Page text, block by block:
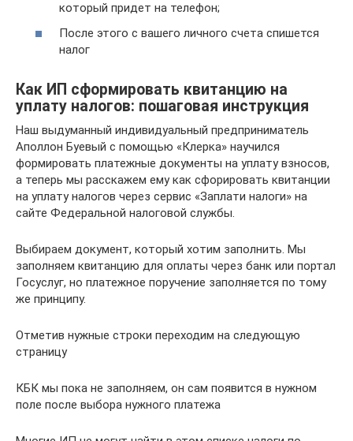
который придет на телефон;
После этого с вашего личного счета спишется
налог
Как ИП сформировать квитанцию на
уплату налогов: пошаговая инструкция
Наш выдуманный индивидуальный предприниматель
Аполлон Буевый с помощью «Клерка» научился
формировать платежные документы на уплату взносов,
а теперь мы расскажем ему как сфорировать квитанции
на уплату налогов через сервис «Заплати налоги» на
сайте Федеральной налоговой службы.
Выбираем документ, который хотим заполнить. Мы
заполняем квитанцию для оплаты через банк или портал
Госуслуг, но платежное поручение заполняется по тому
же принципу.
Отметив нужные строки переходим на следующую
страницу
КБК мы пока не заполняем, он сам появится в нужном
поле после выбора нужного платежа